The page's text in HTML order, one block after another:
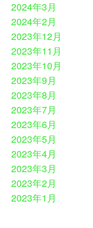
2024年3月
2024年2月
2023年12月
2023年11月
2023年10月
2023年9月
2023年8月
2023年7月
2023年6月
2023年5月
2023年4月
2023年3月
2023年2月
2023年1月